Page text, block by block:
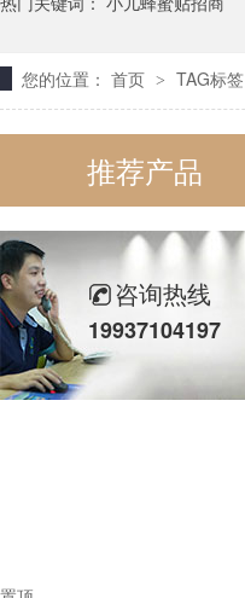
您的位置： 首页 > TAG标签
推荐产品
咨询热线
19937104197